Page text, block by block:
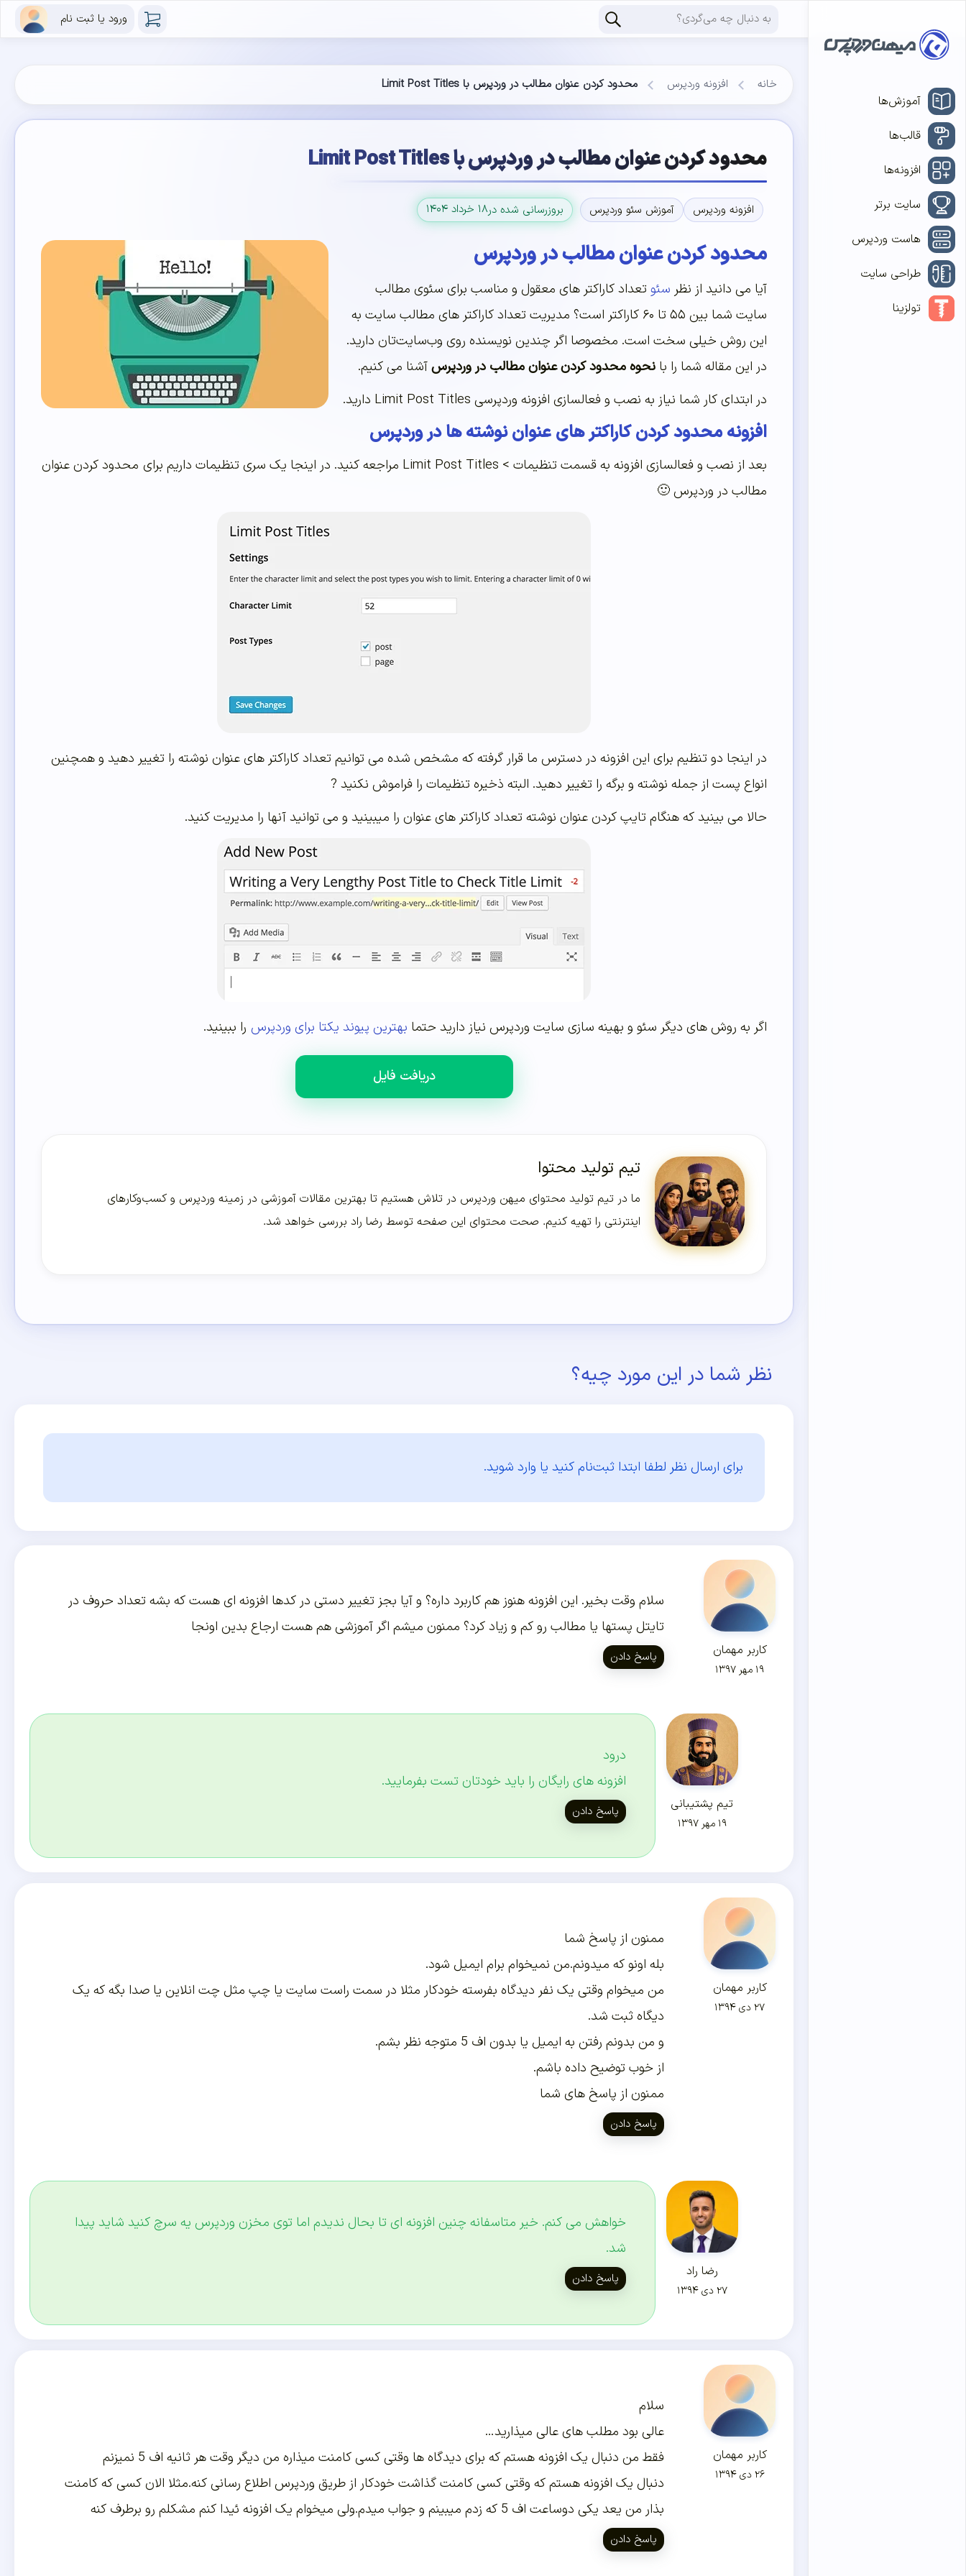
ورود یا ثبت نام
آموزش‌ها
قالب‌ها
افزونه‌ها
سایت برتر
هاست وردپرس
طراحی سایت
تولزینا
خانه افزونه وردپرس محدود کردن عنوان مطالب در وردپرس با Limit Post Titles
محدود کردن عنوان مطالب در وردپرس با Limit Post Titles
افزونه وردپرس آموزش سئو وردپرس بروزرسانی شده در۱۸ خرداد ۱۴۰۴
محدود کردن عنوان مطالب در وردپرس
آیا می دانید از نظر سئوتعداد کاراکتر های معقول و مناسب برای سئوی مطالب
سایت شما بین ۵۵ تا ۶۰ کاراکتر است؟ مدیریت تعداد کاراکتر های مطالب سایت به
این روش خیلی سخت است. مخصوصا اگر چندین نویسنده روی وب‌سایت‌تان دارید.
در این مقاله شما را با نحوه محدود کردن عنوان مطالب در وردپرسآشنا می کنیم.
در ابتدای کار شما نیاز به نصب و فعالسازی افزونه وردپرسی Limit Post Titles دارید.
افزونه محدود کردن کاراکتر های عنوان نوشته ها در وردپرس
بعد از نصب و فعالسازی افزونه به قسمت تنظیمات > Limit Post Titles مراجعه کنید. در اینجا یک سری تنظیمات داریم برای محدود کردن عنوان
مطالب در وردپرس 🙂
در اینجا دو تنظیم برای این افزونه در دسترس ما قرار گرفته که مشخص شده می توانیم تعداد کاراکتر های عنوان نوشته را تغییر دهید و همچنین
انواع پست از جمله نوشته و برگه را تغییر دهید. البته ذخیره تنظیمات را فراموش نکنید ?
حالا می بینید که هنگام تایپ کردن عنوان نوشته تعداد کاراکتر های عنوان را میبینید و می توانید آنها را مدیریت کنید.
اگر به روش های دیگر سئو و بهینه سازی سایت وردپرس نیاز دارید حتما بهترین پیوند یکتا برای وردپرس را ببینید.
دریافت فایل
تیم تولید محتوا
ما در تیم تولید محتوای میهن وردپرس در تلاش هستیم تا بهترین مقالات آموزشی در زمینه وردپرس و کسب‌و‌کارهای
اینترنتی را تهیه کنیم. صحت محتوای این صفحه توسط رضا راد بررسی خواهد شد.
نظر شما در این مورد چیه؟
برای ارسال نظر لطفا ابتدا ثبت‌نام کنید یا وارد شوید.
کاربر مهمان
۱۹ مهر ۱۳۹۷
سلام وقت بخیر. این افزونه هنوز هم کاربرد داره؟ و آیا بجز تغییر دستی در کدها افزونه ای هست که بشه تعداد حروف در
تایتل پستها یا مطالب رو کم و زیاد کرد؟ ممنون میشم اگر آموزشی هم هست ارجاع بدین اونجا
پاسخ دادن
تیم پشتیبانی
۱۹ مهر ۱۳۹۷
درود
افزونه های رایگان را باید خودتان تست بفرمایید.
پاسخ دادن
کاربر مهمان
۲۷ دی ۱۳۹۴
ممنون از پاسخ شما
بله اونو که میدونم.من نمیخوام برام ایمیل شود.
من میخوام وقتی یک نفر دیدگاه بفرسته خودکار مثلا در سمت راست سایت یا چپ مثل چت انلاین یا صدا بگه که یک
دیگاه ثبت شد.
و من بدونم رفتن به ایمیل یا بدون اف 5 متوجه نظر بشم.
از خوب توضیح داده باشم.
ممنون از پاسخ های شما
پاسخ دادن
رضا راد
۲۷ دی ۱۳۹۴
خواهش می کنم. خیر متاسفانه چنین افزونه ای تا بحال ندیدم اما توی مخزن وردپرس یه سرچ کنید شاید پیدا
شد.
پاسخ دادن
کاربر مهمان
۲۶ دی ۱۳۹۴
سلام
عالی بود مطلب های عالی میذارید…
فقط من دنبال یک افزونه هستم که برای دیدگاه ها وقتی کسی کامنت میذاره من دیگر وقت هر ثانیه اف 5 نمیزنم
دنبال یک افزونه هستم که وقتی کسی کامنت گذاشت خودکار از طریق وردپرس اطلاع رسانی کنه.مثلا الان کسی که کامنت
بذار من یعد یکی دوساعت اف 5 که زدم میبینم و جواب میدم.ولی میخوام یک افزونه ئیدا کنم مشکلم رو برطرف کنه
پاسخ دادن